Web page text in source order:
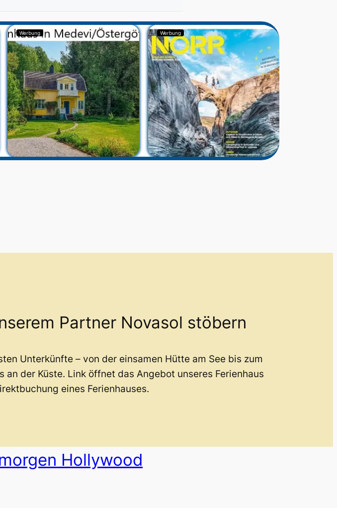
Werbung Werbung
Partner Novasol stöbern
Unterkünfte – von der einsamen Hütte am See bis zum
an der Küste. Link öffnet das Angebot unseres Ferienhaus
eines Ferienhauses.
Hollywood